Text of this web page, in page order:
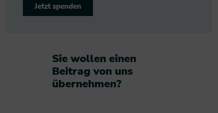
Jetzt spenden
Sie wollen einen
Beitrag von uns
übernehmen?​